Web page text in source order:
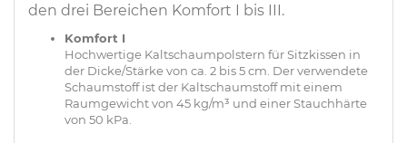
den drei Bereichen Komfort I bis III.
Komfort I
Hochwertige Kaltschaumpolstern für Sitzkissen in
der Dicke/Stärke von ca. 2 bis 5 cm. Der verwendete
Schaumstoff ist der Kaltschaumstoff mit einem
Raumgewicht von 45 kg/m³ und einer Stauchhärte
von 50 kPa.